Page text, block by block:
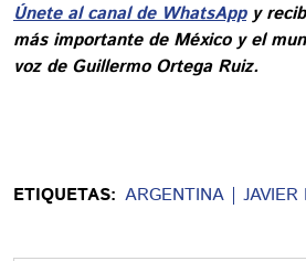
Únete al canal de WhatsAppy
más importante de México y el
voz de Guillermo Ortega Ruiz.
ETIQUETAS: ARGENTINA JAVIER